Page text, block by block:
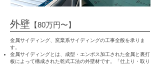
金属サイディングとは、成型・エンボス加工された金属と裏打
板によって構成された乾式工法の外壁材です。「仕上り・取り
外壁 【80万円〜】
金属サイディング、窯業系サイディングの工事全般を承りま
す。